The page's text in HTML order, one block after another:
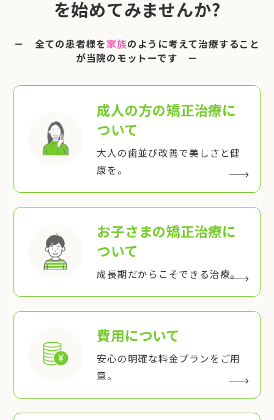
を始めてみませんか?
－ 全ての患者様を家族のように考えて治療すること
が当院のモットーです －
成人の方の矯正治療に
ついて
大人の歯並び改善で美しさと健
康を。
お子さまの矯正治療に
ついて
成長期だからこそできる治療。
費用について
安心の明確な料金プランをご用
意。